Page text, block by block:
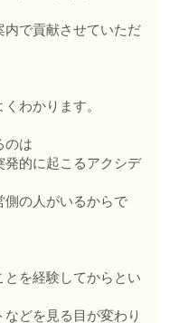
で貢献させていただ
わかります。
のは
的に起こるアクシデ
側の人がいるからで
を経験してからとい
どを見る目が変わり